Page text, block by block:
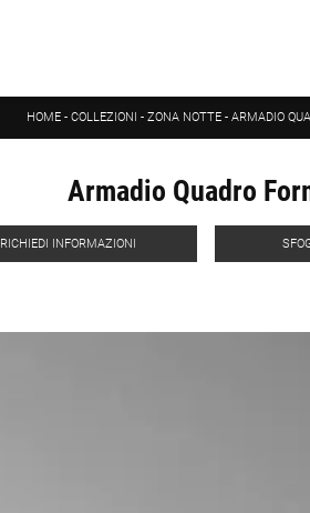
HOME - COLLEZIONI - ZONA NOTTE - ARMADIO
Armadio Quadro
RICHIEDI INFORMAZIONI